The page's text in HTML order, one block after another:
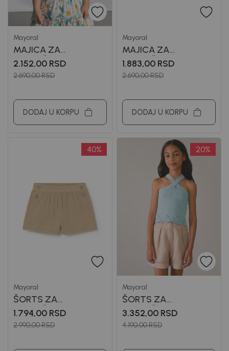
Mayoral
MAJICA ZA
DEVOJČICE MAYORAL
2.152,00 RSD
2.690,00RSD
DODAJ U KORPU
Mayoral
MAJICA ZA
DEVOJČICE MAYORAL
1.883,00 RSD
2.690,00RSD
DODAJ U KORPU
40%
Mayoral
ŠORTS ZA
DEVOJČICE MAYORAL
1.794,00 RSD
2.990,00RSD
20%
Mayoral
ŠORTS ZA
DEVOJČICE MAYORAL
3.352,00 RSD
4.190,00RSD